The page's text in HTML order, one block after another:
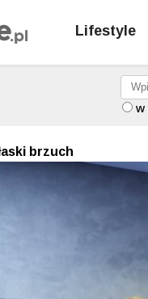
Lifestyle
w
brzuch